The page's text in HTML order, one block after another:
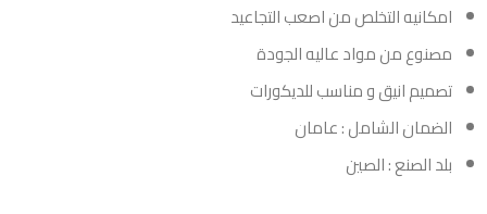
امكانيه التخلص من اصعب التجاعيد
مصنوع من مواد عاليه الجودة
تصميم انيق و مناسب للديكورات
الضمان الشامل : عامان
بلد الصنع : الصين